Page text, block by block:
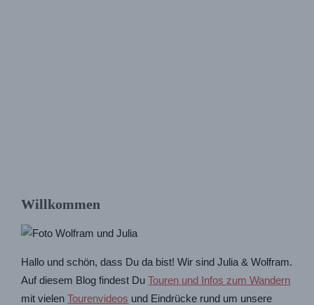
Willkommen
Hallo und schön, dass Du da bist! Wir sind Julia & Wolfram.
Auf diesem Blog findest DuTouren und Infos zum Wandern
mit vielenTourenvideos und Eindrücke rund um unsere